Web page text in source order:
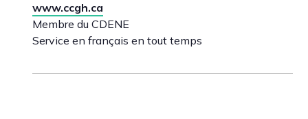
www.ccgh.ca
Membre du CDENE
Service en français en tout temps